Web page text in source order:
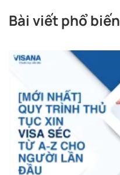
Bài viết phổ biến